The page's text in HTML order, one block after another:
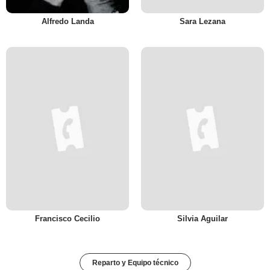
Alfredo Landa Sara Lezana
Francisco Cecilio Silvia Aguilar
Reparto y Equipo técnico